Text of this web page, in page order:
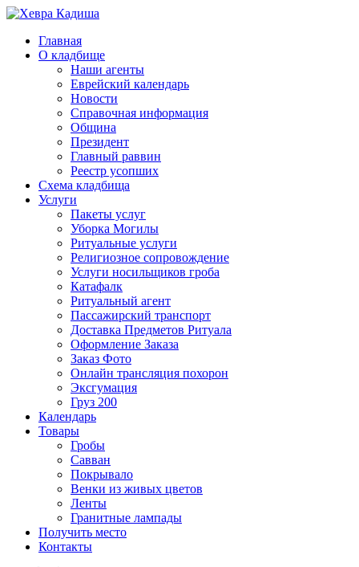
Главная
О кладбище
Наши агенты
Еврейский календарь
Новости
Справочная информация
Община
Президент
Главный раввин
Реестр усопших
Схема кладбища
Услуги
Пакеты услуг
Уборка Могилы
Ритуальные услуги
Религиозное сопровождение
Услуги носильщиков гроба
Катафалк
Ритуальный агент
Пассажирский транспорт
Доставка Предметов Ритуала
Оформление Заказа
Заказ Фото
Онлайн трансляция похорон
Эксгумация
Груз 200
Календарь
Товары
Гробы
Савван
Покрывало
Венки из живых цветов
Ленты
Гранитные лампады
Получить место
Контакты